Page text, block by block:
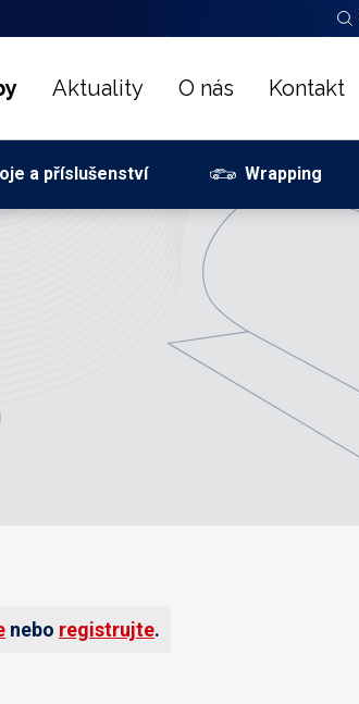
Aktuality O nás Kontakt
a příslušenství Wrapping
nebo registrujte.